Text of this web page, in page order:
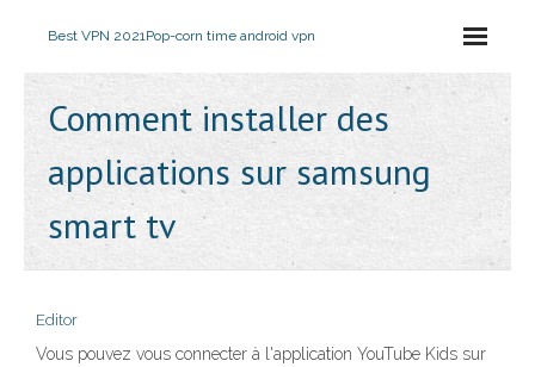
Best VPN 2021Pop-corn time android vpn
Comment installer des
applications sur samsung
smart tv
Editor
Vous pouvez vous connecter à l'application YouTube Kids sur